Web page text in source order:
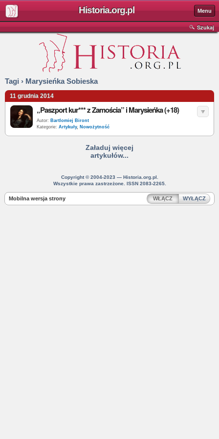
Historia.org.pl Menu
Szukaj
Tagi › Marysieńka Sobieska
11 grudnia 2014
„Paszport kur*** z Zamościa” i Marysieńka (+18)
Autor: Bartlomiej Biront
Kategorie: Artykuły, Nowożytność
Załaduj więcej
artykułów...
Copyright © 2004-2023 — Historia.org.pl.
Wszystkie prawa zastrzeżone. ISSN 2083-2265.
Mobilna wersja strony WŁĄCZ WYŁĄCZ